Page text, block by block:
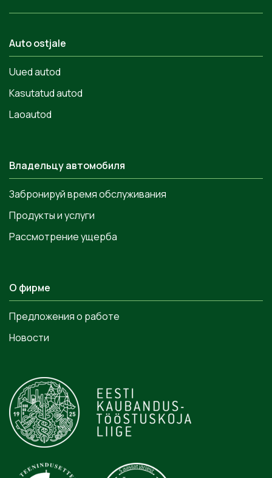
Auto ostjale
Uued autod
Kasutatud autod
Laoautod
Владельцу автомобиля
Забронируй время обслуживания
Продукты и услуги
Рассмотрение ущерба
О фирме
Предложения о работе
Новости